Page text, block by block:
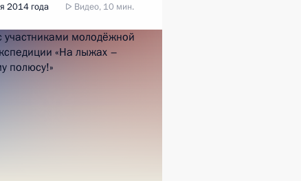
2014 года Видео, 10 мин.